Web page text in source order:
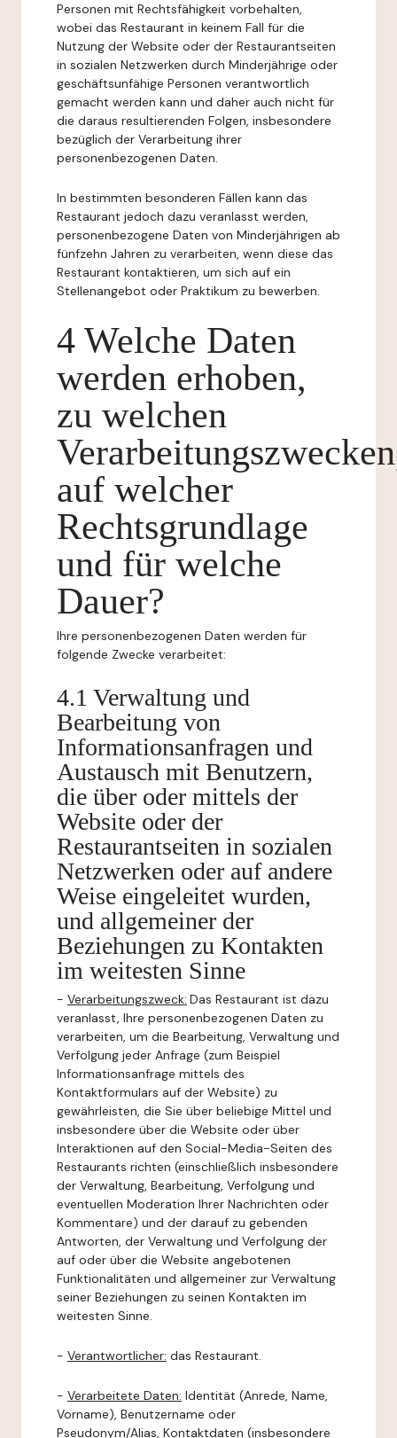
Personen mit Rechtsfähigkeit vorbehalten,
wobei das Restaurant in keinem Fall für die
Nutzung der Website oder der Restaurantseiten
in sozialen Netzwerken durch Minderjährige oder
geschäftsunfähige Personen verantwortlich
gemacht werden kann und daher auch nicht für
die daraus resultierenden Folgen, insbesondere
bezüglich der Verarbeitung ihrer
personenbezogenen Daten.
In bestimmten besonderen Fällen kann das
Restaurant jedoch dazu veranlasst werden,
personenbezogene Daten von Minderjährigen ab
fünfzehn Jahren zu verarbeiten, wenn diese das
Restaurant kontaktieren, um sich auf ein
Stellenangebot oder Praktikum zu bewerben.
4 Welche Daten
werden erhoben,
zu welchen
auf welcher
Rechtsgrundlage
und für welche
Dauer?
Ihre personenbezogenen Daten werden für
folgende Zwecke verarbeitet:
4.1 Verwaltung und
Bearbeitung von
Informationsanfragen und
Austausch mit Benutzern,
die über oder mittels der
Website oder der
Restaurantseiten in sozialen
Netzwerken oder auf andere
Weise eingeleitet wurden,
und allgemeiner der
Beziehungen zu Kontakten
im weitesten Sinne
- Verarbeitungszweck: Das Restaurant ist dazu
veranlasst, Ihre personenbezogenen Daten zu
verarbeiten, um die Bearbeitung, Verwaltung und
Verfolgung jeder Anfrage (zum Beispiel
Informationsanfrage mittels des
Kontaktformulars auf der Website) zu
gewährleisten, die Sie über beliebige Mittel und
insbesondere über die Website oder über
Interaktionen auf den Social-Media-Seiten des
Restaurants richten (einschließlich insbesondere
der Verwaltung, Bearbeitung, Verfolgung und
eventuellen Moderation Ihrer Nachrichten oder
Kommentare) und der darauf zu gebenden
Antworten, der Verwaltung und Verfolgung der
auf oder über die Website angebotenen
Funktionalitäten und allgemeiner zur Verwaltung
seiner Beziehungen zu seinen Kontakten im
weitesten Sinne.
- Verantwortlicher: das Restaurant.
- Verarbeitete Daten: Identität (Anrede, Name,
Vorname), Benutzername oder
Pseudonym/Alias, Kontaktdaten (insbesondere